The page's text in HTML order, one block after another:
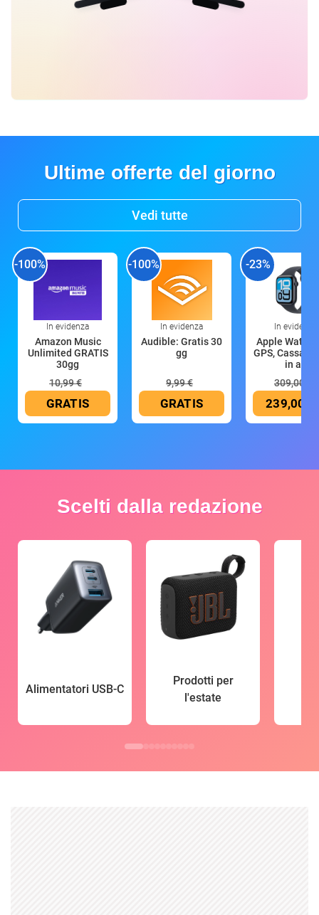
Ultime offerte del giorno
Vedi tutte
-100%
In evidenza
Amazon Music
Unlimited GRATIS
30gg
10,99 €
GRATIS
-100%
In evidenza
Audible: Gratis 30
gg
9,99 €
GRATIS
-23%
In evidenza
Apple Watch
GPS, Cassa
in all
309,00 €
239,00 €
Scelti dalla redazione
Alimentatori USB-C
Prodotti per
l'estate